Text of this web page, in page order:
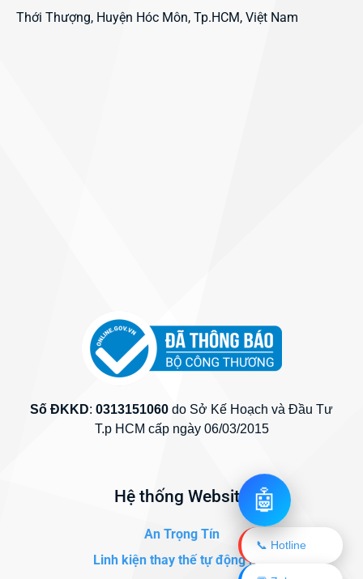
Thới Thượng, Huyện Hóc Môn, Tp.HCM, Việt Nam
Số ĐKKD: 0313151060 do Sở Kế Hoạch và Đầu Tư
T.p HCM cấp ngày 06/03/2015
Hệ thống Website
An Trọng Tín
Linh kiện thay thế tự động hóa
🤖
📞 Hotline